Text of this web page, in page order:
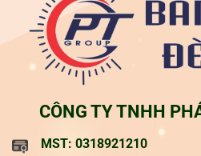
CÔNG TY TNHH
MST: 0318921210